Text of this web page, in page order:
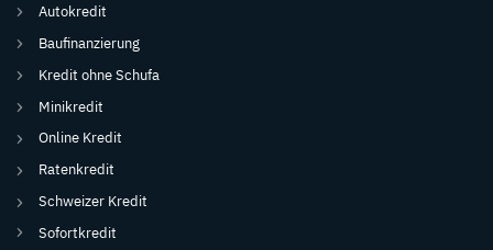
Autokredit
Baufinanzierung
Kredit ohne Schufa
Minikredit
Online Kredit
Ratenkredit
Schweizer Kredit
Sofortkredit